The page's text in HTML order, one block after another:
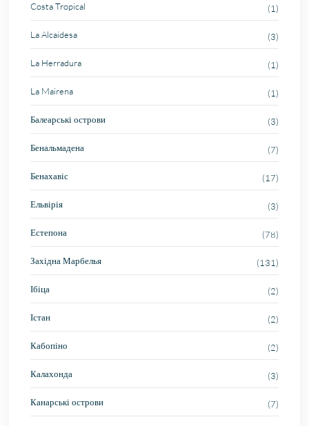
Costa Tropical (1)
La Alcaidesa (3)
La Herradura (1)
La Mairena (1)
Балеарські острови (3)
Бенальмадена (7)
Бенахавіс (17)
Ельвірія (3)
Естепона (78)
Західна Марбелья (131)
Ібіца (2)
Істан (2)
Кабопіно (2)
Калахонда (3)
Канарські острови (7)